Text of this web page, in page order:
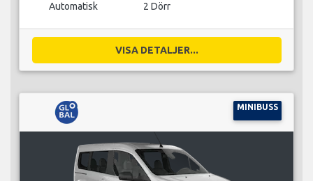
Automatisk 2 Dörr
VISA DETALJER...
MINIBUSS